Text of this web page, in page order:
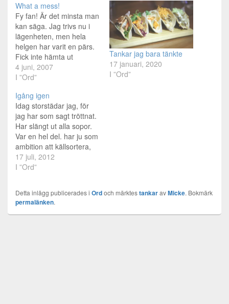
What a mess!
Fy fan! Är det minsta man
kan säga. Jag trivs nu i
lägenheten, men hela
helgen har varit en pärs.
Fick inte hämta ut
nycklarna i tid, för de som
bott där innan kan inte
i nycklarna så var
lägenheten inte besiktad,
så Mimer…
4 juni, 2007
I ”Ord”
Tankar jag bara tänkte
17 januari, 2020
I ”Ord”
Igång igen
Idag storstädar jag, för
jag har som sagt tröttnat.
Har slängt ut alla sopor.
Var en hel del. har ju som
ambition att källsortera,
men nu sket jag i det. För
det första har jag tappat
nej, ut skulle det. Känns
jävligt bra.…
17 juli, 2012
I ”Ord”
Detta inlägg publicerades i Ordoch märktestankaravMicke. Bokmärk
permalänken.